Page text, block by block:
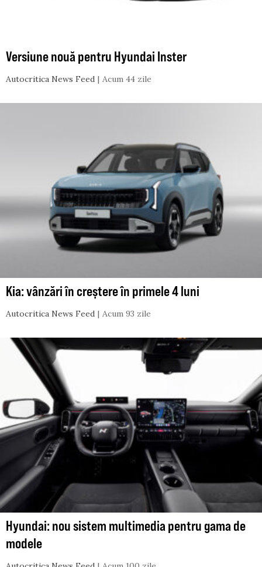
Versiune nouă pentru Hyundai Inster
Autocritica News Feed Acum 44 zile
Kia: vânzări în creștere în primele 4 luni
Autocritica News Feed Acum 93 zile
Hyundai: nou sistem multimedia pentru gama de
modele